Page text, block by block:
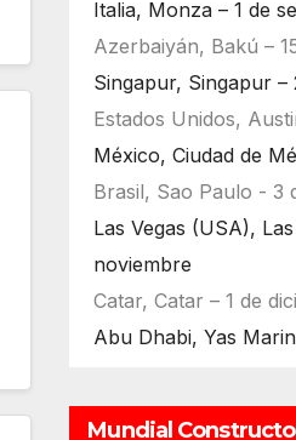
Italia, Monza – 1 de
Azerbaiyán, Bakú –
Singapur, Singapur –
Estados Unidos,
México, Ciudad de
Brasil, Sao Paulo - 3
Las Vegas (USA),
noviembre
Catar, Catar – 1 de
Abu Dhabi, Yas
Mundial